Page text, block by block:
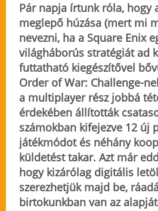
Pár napja írtunk róla, hogy
meglepő húzása (mert mi
nevezni, ha a Square Enix
világháborús stratégiát ad
futtatható kiegészítővel
Order of War: Challenge-
a multiplayer rész jobbá
érdekében állították
számokban kifejezve 12 új
játékmódot és néhány
küldetést takar. Azt már
hogy kizárólag digitális
szerezhetjük majd be,
birtokunkban van az